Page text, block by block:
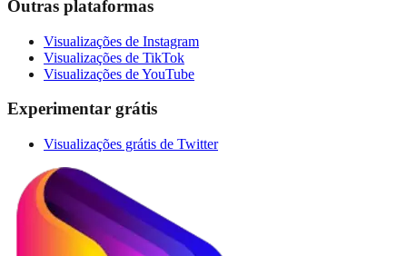
Outras plataformas
Visualizações de Instagram
Visualizações de TikTok
Visualizações de YouTube
Experimentar grátis
Visualizações grátis de Twitter